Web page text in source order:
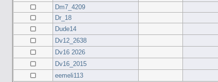
Dm7_4209
Dr_18
Dude14
Dv12_2638
Dv16 2026
Dv16_2015
eemeli113